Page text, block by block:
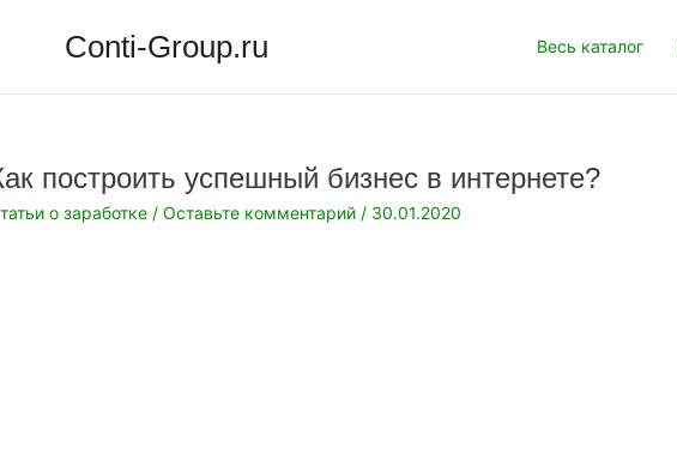
Conti-Group.ru Весь каталог
построить успешный бизнес в интернете?
о заработке / Оставьте комментарий / 30.01.2020